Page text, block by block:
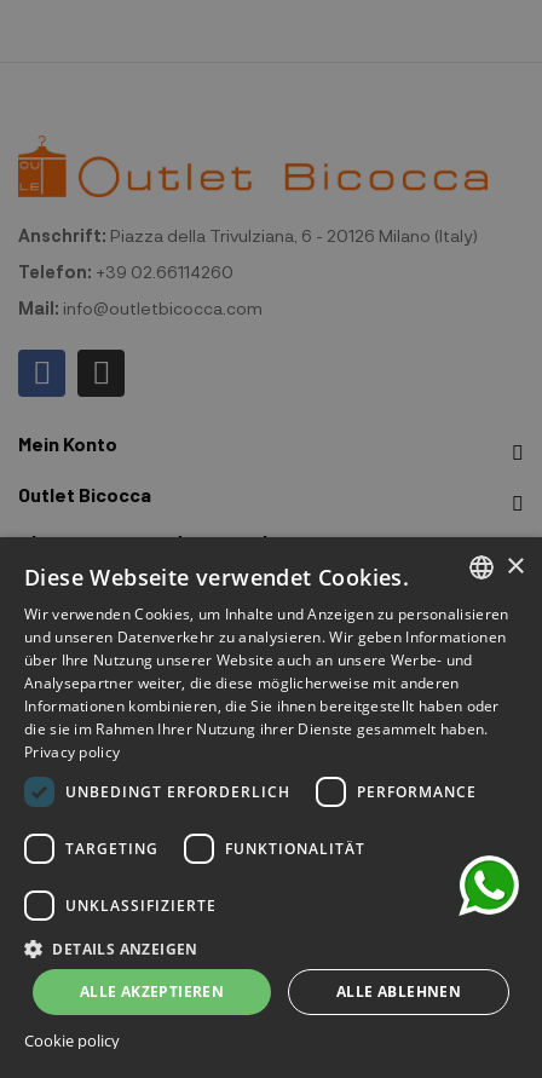
Anschrift: Piazza della Trivulziana, 6 - 20126 Milano (Italy)
Telefon: +39 02.66114260
Mail: info@outletbicocca.com
Mein Konto
Outlet Bicocca
Abonnieren Sie den Newsletter
Melden Sie sich an, um frühzeitigen Zugang zu Verkäufen,
neuen Produkten, Sonderangeboten und mehr zu erhalten.
ABONNIEREN
Ich habe die Datenschutzbestimmungen gelesen und
akzeptiert.
©2026 Outlet Bicocca - P.IVA 06736400968 - Piazza della
Trivulziana, 6 - 20126 Milano - Italia
Powered by
KForge
ITALIAN
ENGLISH
FRENCH
SPANISH
×
Diese Webseite verwendet Cookies.
Wir verwenden Cookies, um Inhalte und Anzeigen zu personalisieren
und unseren Datenverkehr zu analysieren. Wir geben Informationen
über Ihre Nutzung unserer Website auch an unsere Werbe- und
Analysepartner weiter, die diese möglicherweise mit anderen
Informationen kombinieren, die Sie ihnen bereitgestellt haben oder
die sie im Rahmen Ihrer Nutzung ihrer Dienste gesammelt haben.
Privacy policy
UNBEDINGT ERFORDERLICH
PERFORMANCE
TARGETING FUNKTIONALITÄT
UNKLASSIFIZIERTE
DETAILS ANZEIGEN
ALLE AKZEPTIEREN ALLE ABLEHNEN
Cookie policy